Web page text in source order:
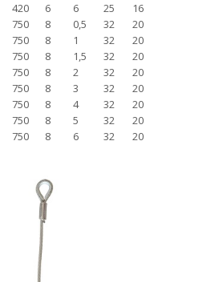
420 6 6 25
16
750 8 0,5 32
20
750 8 1 32
20
750 8 1,5 32
20
750 8 2 32
20
750 8 3 32
20
750 8 4 32
20
750 8 5 32
20
750 8 6 32 20